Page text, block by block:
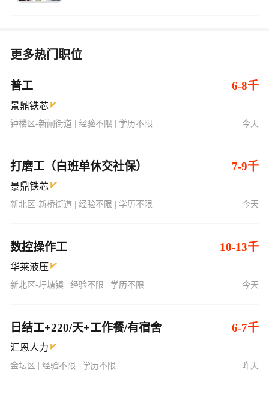
更多热门职位
普工 6-8千
景鼎铁芯
钟楼区-新闸街道 | 经验不限 | 学历不限 今天
打磨工（白班单休交社保） 7-9千
景鼎铁芯
新北区-新桥街道 | 经验不限 | 学历不限 今天
数控操作工 10-13千
华莱液压
新北区-圩塘镇 | 经验不限 | 学历不限 今天
日结工+220/天+工作餐/有宿舍 6-7千
汇恩人力
金坛区 | 经验不限 | 学历不限 昨天